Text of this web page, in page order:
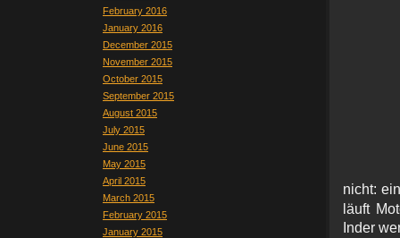
February 2016
January 2016
December 2015
November 2015
October 2015
September 2015
August 2015
July 2015
June 2015
May 2015
April 2015
March 2015
February 2015
January 2015
nicht:
läuft
Inder